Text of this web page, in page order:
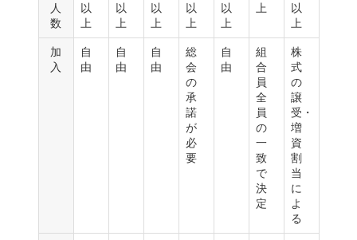
人
数
以
上
以
上
以
上
以
上
以
上
上
以
上
加
入
自
由
自
由
自
由
総
会
の
承
諾
が
必
要
自
由
組
合
員
全
員
の
一
致
で
決
定
株
式
の
譲
受・
増
資
割
当
に
よ
る